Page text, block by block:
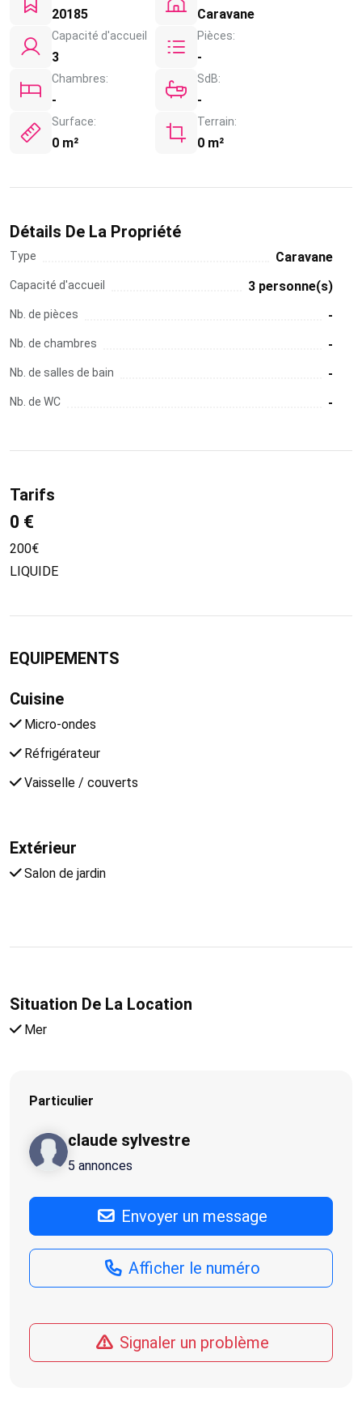
20185 Caravane
Capacité d'accueil
3
Pièces:
-
Chambres:
-
SdB:
-
Surface:
0 m²
Terrain:
0 m²
Détails De La Propriété
Type Caravane
Capacité d'accueil 3 personne(s)
Nb. de pièces -
Nb. de chambres -
Nb. de salles de bain -
Nb. de WC -
Tarifs
0 €
200€
LIQUIDE
EQUIPEMENTS
Cuisine
Micro-ondes
Réfrigérateur
Vaisselle / couverts
Extérieur
Salon de jardin
Situation De La Location
Mer
Particulier
claude sylvestre
5 annonces
Envoyer un message
Afficher le numéro
Signaler un problème